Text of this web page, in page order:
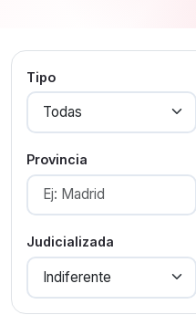
Tipo
Provincia
Judicializada